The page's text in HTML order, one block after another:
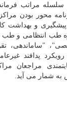
مراتب
محور بودن
و بهداشت
طب انتظامی و
"ساماندهی،
رویكرد پدافند
مراجعان
شمار می آید.